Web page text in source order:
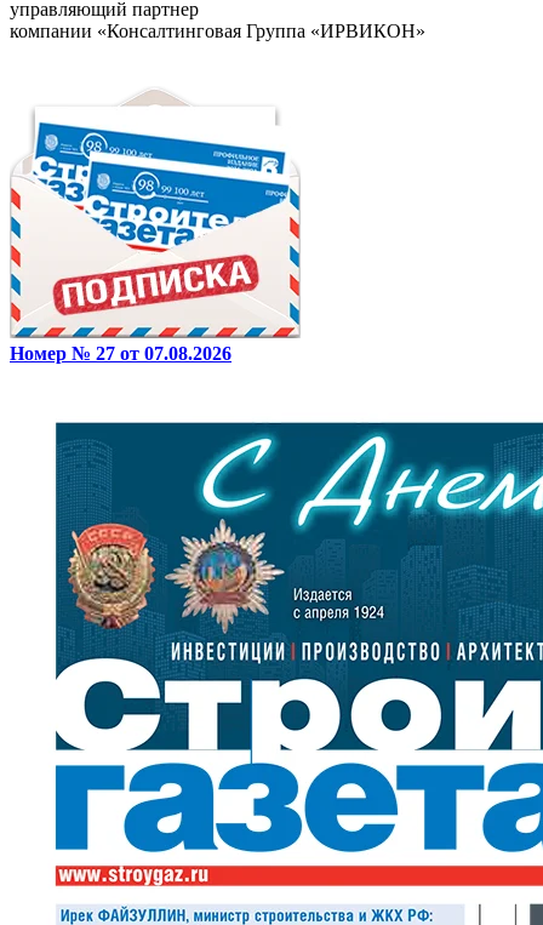
управляющий партнер
компании «Консалтинговая Группа «ИРВИКОН»
Номер № 27 от 07.08.2026